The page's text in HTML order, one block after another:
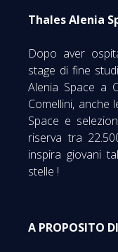
Thales Alenia
Dopo aver
stage di fine
Alenia Space a
Comellini, anche
Space e
riserva tra
inspira giovani
stelle !
A PROPOSITO